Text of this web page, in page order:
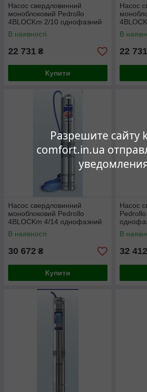
Разрешите сайту
comfort.in.ua
Насос свердловинний
моноблоковий Pedrollo
4BLOCKm 2/10 однофазний
В наявності
22 731 ₴
Купити
Насос
В
22 731
Насос свердловинний
моноблоковий Pedrollo
4BLOCKm 4/14 однофазний
В наявності
30 672 ₴
Купити
Насос
В
32 412